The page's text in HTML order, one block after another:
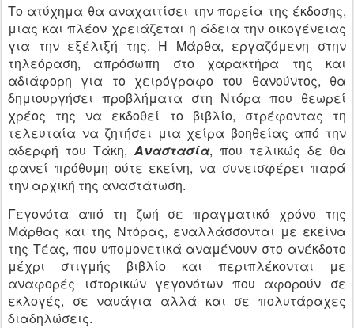
Το ατύχημα θα αναχαιτίσει την πορεία της έκδοσης,
μιας και πλέον χρειάζεται η άδεια την οικογένειας
για την εξέλιξή της. Η Μάρθα, εργαζόμενη στην
τηλεόραση, απρόσωπη στο χαρακτήρα της και
αδιάφορη για το χειρόγραφο του θανούντος, θα
δημιουργήσει προβλήματα στη Ντόρα που θεωρεί
χρέος της να εκδοθεί το βιβλίο, στρέφοντας τη
τελευταία να ζητήσει μια χείρα βοηθείας από την
αδερφή του Τάκη, Αναστασία, που τελικώς δε θα
φανεί πρόθυμη ούτε εκείνη, να συνεισφέρει παρά
την αρχική της αναστάτωση.
Γεγονότα από τη ζωή σε πραγματικό χρόνο της
Μάρθας και της Ντόρας, εναλλάσσονται με εκείνα
της Τέας, που υπομονετικά αναμένουν στο ανέκδοτο
μέχρι στιγμής βιβλίο και περιπλέκονται με
αναφορές ιστορικών γεγονότων που αφορούν σε
εκλογές, σε ναυάγια αλλά και σε πολυτάραχες
διαδηλώσεις.